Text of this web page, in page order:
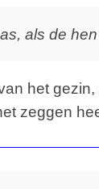
als de
het
zeggen